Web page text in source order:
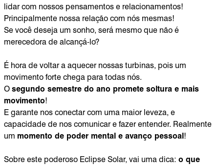
lidar com nossos pensamentos e relacionamentos!
Principalmente nossa relação com nós mesmas!
Se você deseja um sonho, será mesmo que não é
merecedora de alcançá-lo?
É hora de voltar a aquecer nossas turbinas, pois um
movimento forte chega para todas nós.
O segundo semestre do ano promete soltura e mais
movimento!
E garante nos conectar com uma maior leveza, e
capacidade de nos comunicar e fazer entender. Realmente
um momento de poder mental e avanço pessoal!
Sobre este poderoso Eclipse Solar, vai uma dica: o que